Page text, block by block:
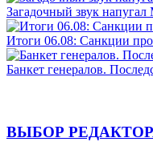
Загадочный звук
Итоги 06.08: Санкции
Банкет генералов.
ВЫБОР